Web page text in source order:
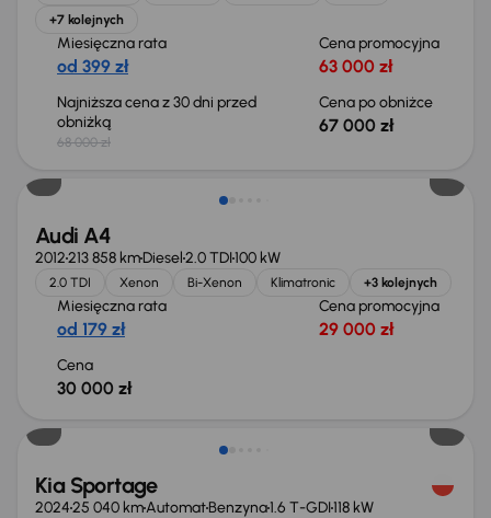
+7 kolejnych
Miesięczna rata
od 399 zł
Cena promocyjna
63 000 zł
Najniższa cena z 30 dni przed
obniżką
68 000 zł
Cena po obniżce
67 000 zł
Świeżo skupione
Audi A4
2012213 858 kmDiesel2.0 TDI100 kW
2.0 TDI Xenon Bi-Xenon Klimatronic +3 kolejnych
Miesięczna rata
od 179 zł
Cena promocyjna
29 000 zł
Cena
30 000 zł
Kia Sportage
202425 040 kmAutomatBenzyna1.6 T-GDI118 kW